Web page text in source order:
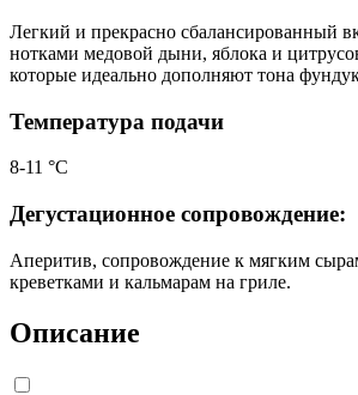
Легкий и прекрасно сбалансированный
нотками медовой дыни, яблока и
которые идеально дополняют тона
Температура подачи
8-11 °С
Дегустационное сопровождение:
Аперитив, сопровождение к мягким
креветками и кальмарам на гриле.
Описание